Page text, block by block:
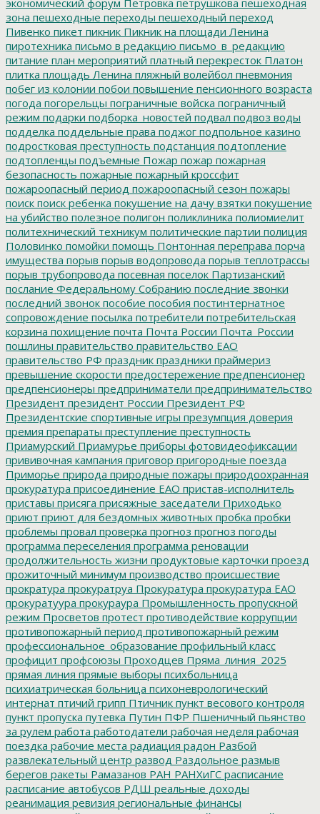
зона пешеходные переходы пешеходный переход
Пивенко пикет пикник Пикник на площади Ленина
пиротехника письмо в редакцию письмо_в_редакцию
питание план мероприятий платный перекресток Платон
плитка площадь Ленина пляжный волейбол пневмония
побег из колонии побои повышение пенсионного возраста
погода погорельцы пограничные войска пограничный
режим подарки подборка_новостей подвал подвоз воды
подделка поддельные права поджог подпольное казино
подростковая преступность подстанция подтопление
подтопленцы подъемные Пожар пожар пожарная
безопасность пожарные пожарный кроссфит
пожароопасный период пожароопасный сезон пожары
поиск поиск ребенка покушение на дачу взятки покушение
на убийство полезное полигон поликлиника полиомиелит
политехнический техникум политические партии полиция
Половинко помойки помощь Понтонная переправа порча
имущества порыв порыв водопровода порыв теплотрассы
порыв трубопровода посевная поселок Партизанский
послание Федеральному Собранию последние звонки
последний звонок пособие пособия постинтернатное
сопровождение посылка потребители потребительская
корзина похищение почта Почта России Почта_России
пошлины правительство правительство ЕАО
правительство РФ праздник праздники праймериз
превышение скорости предостережение предпенсионер
предпенсионеры предприниматели предпринимательство
Президент президент России Президент РФ
Президентские спортивные игры презумпция доверия
премия препараты преступление преступность
Приамурский Приамурье приборы фотовидеофиксации
прививочная кампания приговор пригородные поезда
Приморье природа природные пожары природоохранная
прокуратура присоединение ЕАО пристав-исполнитель
приставы присяга присяжные заседатели Приходько
приют приют для бездомных животных пробка пробки
проблемы провал проверка прогноз прогноз погоды
программа переселения программа реновации
продолжительность жизни продуктовые карточки проезд
прожиточный минимум производство происшествие
прократура прокуратруа Прокуратура прокуратура ЕАО
прокуратуура прокураура Промышленность пропускной
режим Просветов протест противодействие коррупции
противопожарный период противопожарный режим
профессиональное_образование профильный класс
профицит профсоюзы Проходцев Пряма_линия_2025
прямая линия прямые выборы психбольница
психиатрическая больница психоневрологический
интернат птичий грипп Птичник пункт весового контроля
пункт пропуска путевка Путин ПФР Пшеничный пьянство
за рулем работа работодатели рабочая неделя рабочая
поездка рабочие места радиация радон Разбой
развлекательный центр развод Раздольное размыв
берегов ракеты Рамазанов РАН РАНХиГС расписание
расписание автобусов РДШ реальные доходы
реанимация ревизия региональные финансы